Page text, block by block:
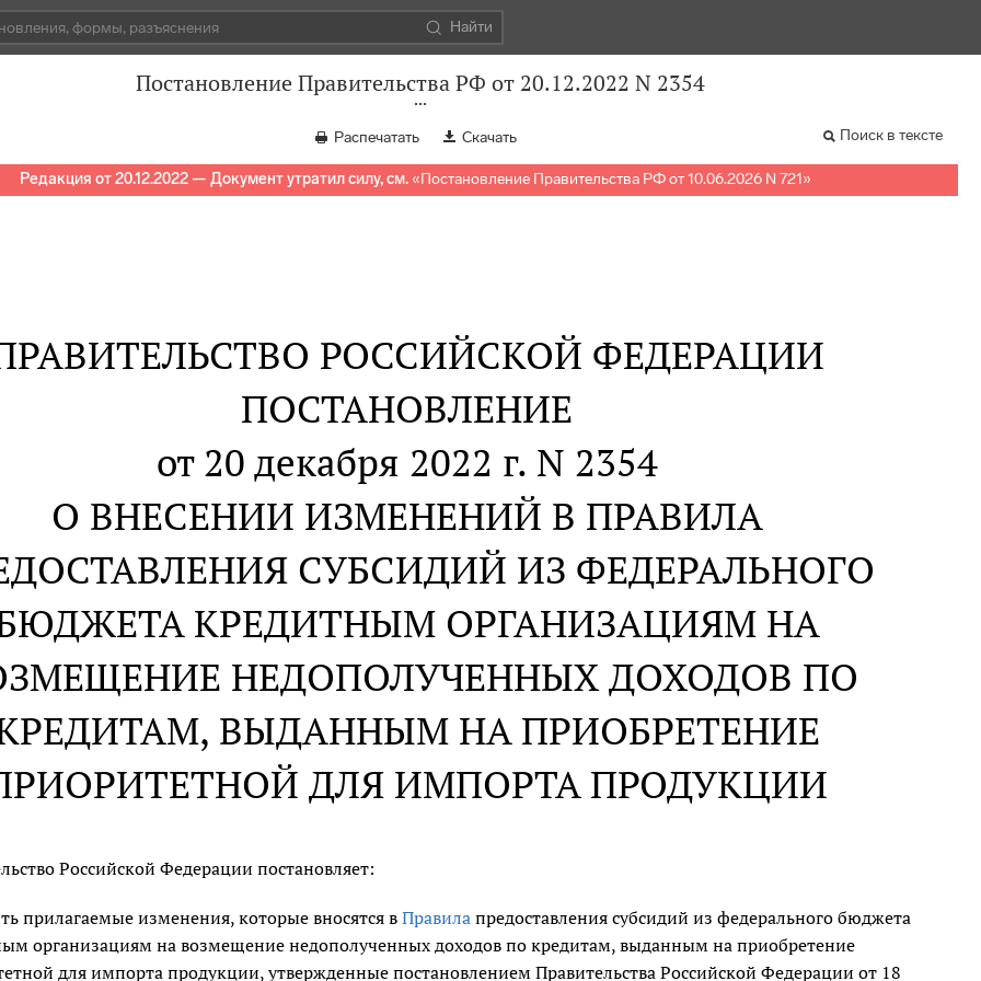
Найти
Постановление Правительства РФ от 20.12.2022 N 2354
Распечатать Скачать Поиск в тексте
Редакция от 20.12.2022 — Документ утратил силу, см.«Постановление Правительства РФ от 10.06.2026 N 721»
РОССИЙСКОЙ ФЕДЕРАЦИИ
ПОСТАНОВЛЕНИЕ
от 20 декабря 2022 г. N 2354
О ВНЕСЕНИИ ИЗМЕНЕНИЙ В ПРАВИЛА
СУБСИДИЙ ИЗ ФЕДЕРАЛЬНОГО
КРЕДИТНЫМ ОРГАНИЗАЦИЯМ НА
НЕДОПОЛУЧЕННЫХ ДОХОДОВ ПО
ВЫДАННЫМ НА ПРИОБРЕТЕНИЕ
ДЛЯ ИМПОРТА ПРОДУКЦИИ
Российской Федерации постановляет:
прилагаемые изменения, которые вносятся вПравила предоставления субсидий из федерального бюджета
организациям на возмещение недополученных доходов по кредитам, выданным на приобретение
для импорта продукции, утвержденные постановлением Правительства Российской Федерации от 18